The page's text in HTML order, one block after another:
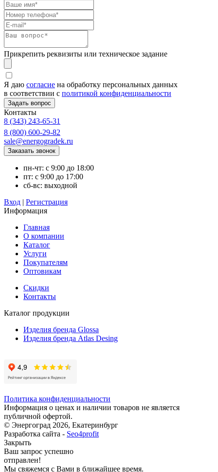
Прикрепить реквизиты или техническое задание
Я даю согласие на обработку персональных данных
в соответствии с политикой конфиденциальности
Контакты
8 (343) 243-65-31
8 (800) 600-29-82
sale@energogradek.ru
пн-чт: с 9:00 до 18:00
пт: с 9:00 до 17:00
сб-вс: выходной
Вход | Регистрация
Информация
Главная
О компании
Каталог
Услуги
Покупателям
Оптовикам
Скидки
Контакты
Каталог продукции
Изделия бренда Glossa
Изделия бренда Atlas Desing
Политика конфиденциальности
Информация о ценах и наличии товаров не является
публичной офертой.
© Энергоград 2026, Екатеринбург
Разработка сайта - Seo4profit
Закрыть
Ваш запрос успешно
отправлен!
Мы свяжемся с Вами в ближайшее время.